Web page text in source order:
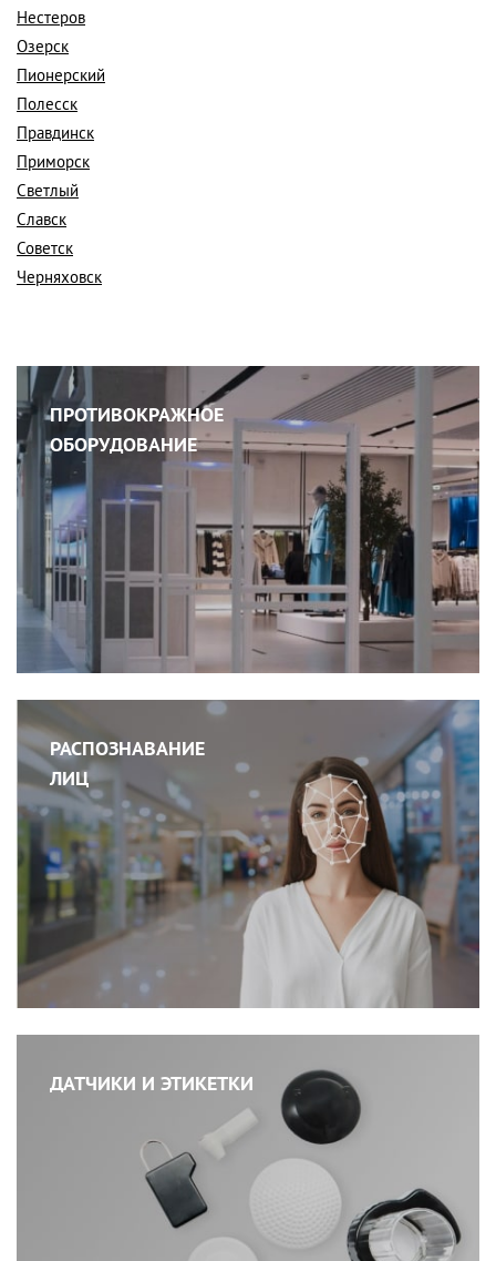
Нестеров
Озерск
Пионерский
Полесск
Правдинск
Приморск
Светлый
Славск
Советск
Черняховск
ПРОТИВОКРАЖНОЕ
ОБОРУДОВАНИЕ
РАСПОЗНАВАНИЕ
ЛИЦ
ДАТЧИКИ И ЭТИКЕТКИ